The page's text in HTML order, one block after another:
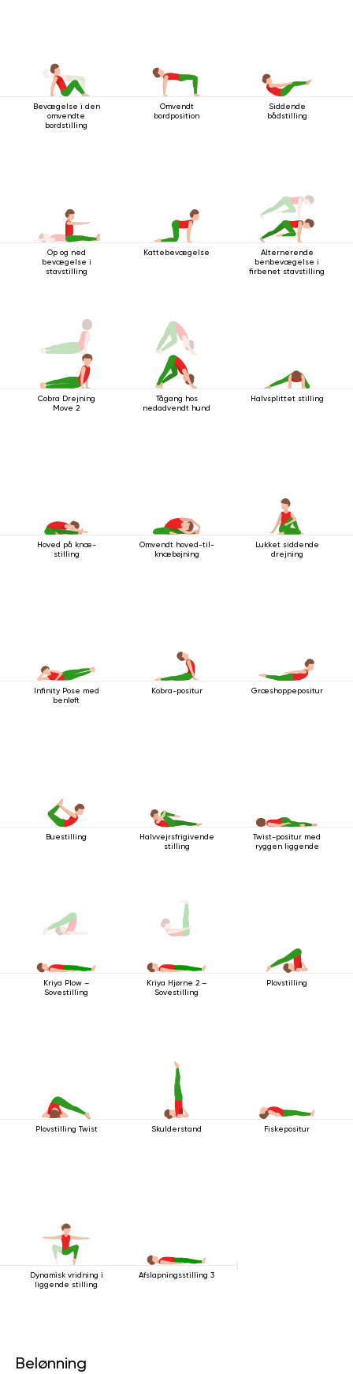
Bevægelse i den
omvendte
bordstilling
Omvendt
bordposition
Siddende
bådstilling
Op og ned
bevægelse i
stavstilling
Kattebevægelse
Alternerende
benbevægelse i
firbenet stavstilling
Cobra Drejning
Move 2
Tågang hos
nedadvendt hund
Halvsplittet stilling
Hoved på knæ-
stilling
Omvendt hoved-til-
knæbøjning
Lukket siddende
drejning
Infinity Pose med
benløft
Kobra-positur Græshoppepositur
Buestilling
Halvvejrsfrigivende
stilling
Twist-positur med
ryggen liggende
Kriya Plow –
Sovestilling
Kriya Hjørne 2 –
Sovestilling
Plovstilling
Plovstilling Twist Skulderstand Fiskepositur
Dynamisk vridning i
liggende stilling
Afslapningsstilling 3
Belønning